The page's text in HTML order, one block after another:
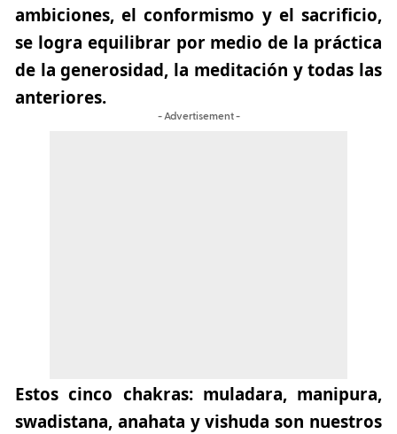
ambiciones, el conformismo y el sacrificio,
se logra equilibrar por medio de la práctica
de la generosidad, la meditación y todas las
anteriores.
- Advertisement -
Estos cinco chakras: muladara, manipura,
swadistana, anahata y vishuda son nuestros